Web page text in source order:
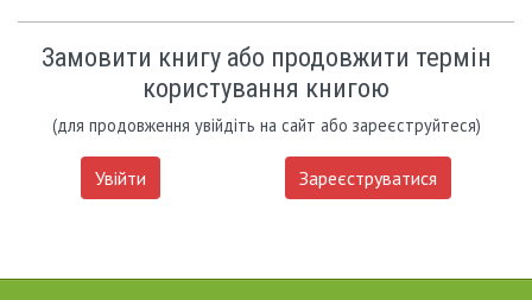
Замовити книгу або продовжити термін
користування книгою
(для продовження увійдіть на сайт або зареєструйтеся)
Увійти Зареєструватися